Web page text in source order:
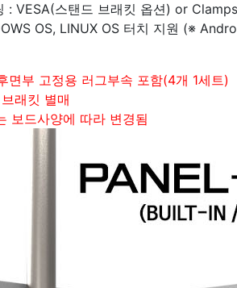
17"
: VESA(스탠드 브래킷 옵션) or
OS, LINUX OS 터치 지원 (※
면부 고정용 러그부속 포함(4개 1세트)
래킷 별매
보드사양에 따라 변경됨